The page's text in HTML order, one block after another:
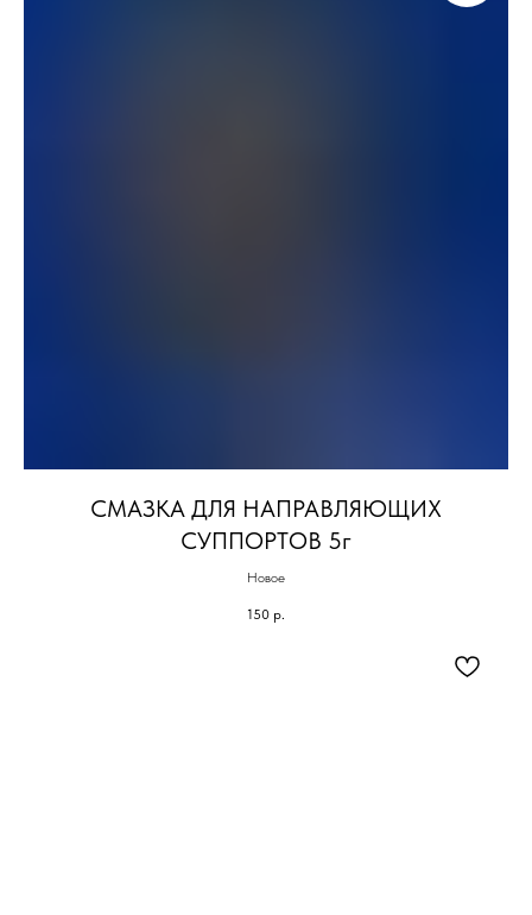
СМАЗКА ДЛЯ НАПРАВЛЯЮЩИХ
СУППОРТОВ 5г
Новое
150 р.